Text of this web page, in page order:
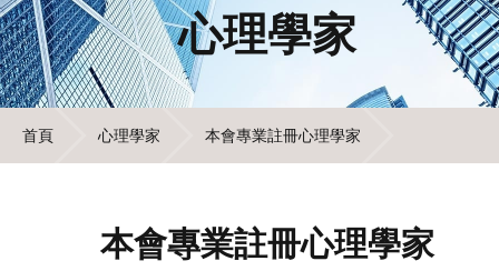
心理學家
首頁 心理學家 本會專業註冊心理學家
本會專業註冊心理學家